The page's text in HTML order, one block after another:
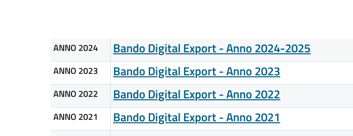
ANNO 2024 Bando Digital Export - Anno 2024-2025
ANNO 2023 Bando Digital Export - Anno 2023
ANNO 2022 Bando Digital Export - Anno 2022
ANNO 2021 Bando Digital Export - Anno 2021